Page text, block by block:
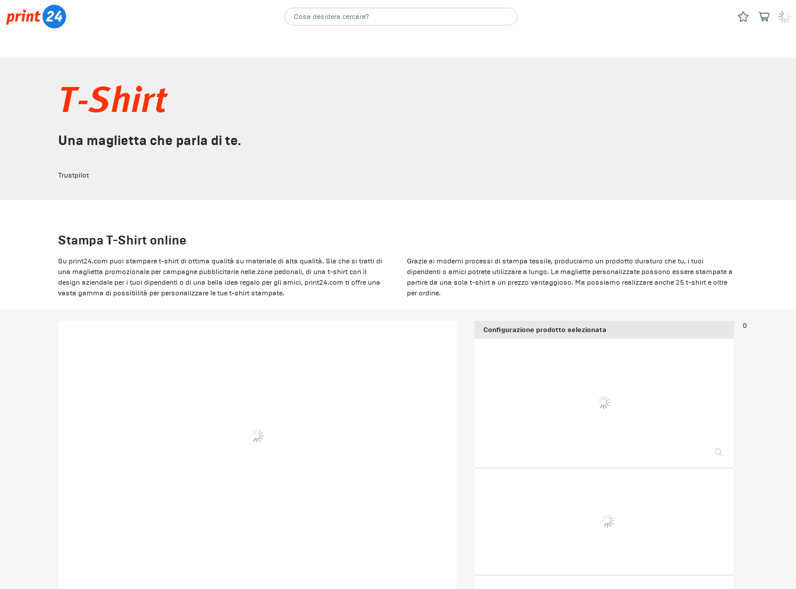
T-Shirt
Una maglietta che parla di te.
Trustpilot
Stampa T-Shirt online
Su print24.com puoi stampare t-shirt di ottima qualità su materiale di alta qualità. Sia che si tratti di
una maglietta promozionale per campagne pubblicitarie nelle zone pedonali, di una t-shirt con il
design aziendale per i tuoi dipendenti o di una bella idea regalo per gli amici, print24.com ti offre una
vasta gamma di possibilità per personalizzare le tue t-shirt stampate.
Grazie ai moderni processi di stampa tessile, produciamo un prodotto duraturo che tu, i tuoi
dipendenti o amici potrete utilizzare a lungo. Le magliette personalizzate possono essere stampate a
partire da una sola t-shirt a un prezzo vantaggioso. Ma possiamo realizzare anche 25 t-shirt e oltre
per ordine.
Configurazione prodotto selezionata 0